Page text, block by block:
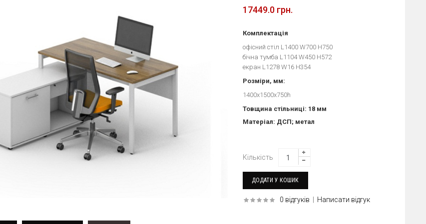
17449.0 грн.
Комплектація
офісний стіл L1400 W700 H750
бічна тумба L1104 W450 H572
екран L1278 W16 H354
Розміри, мм:
1400х1500х750h
Товщина стільниці: 18 мм
Матеріал: ДСП; метал
Кількість
0 відгуків Написати відгук